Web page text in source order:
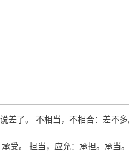
差了。 不相当，不相合：差不
受。 担当，应允：承担。承当